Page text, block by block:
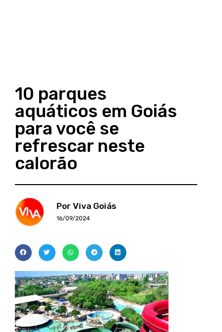
10 parques
aquáticos em Goiás
para você se
refrescar neste
calorão
Por Viva Goiás
16/09/2024